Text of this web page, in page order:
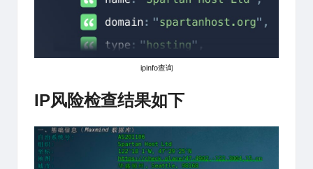
ipinfo查询
IP风险检查结果如下